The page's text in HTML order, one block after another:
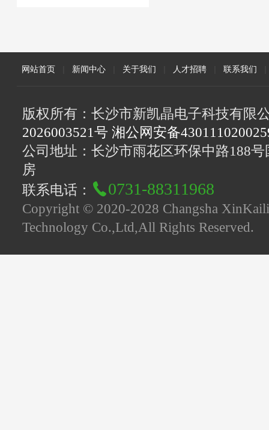
网站首页 新闻中心 关于我们 人才招聘 联系我们
版权所有：长沙市新凯晶电子科技有限
2026003521号 湘公网安备
公司地址：长沙市雨花区环保中路188
房
联系电话：
0731-88311968
Copyright © 2020-2028 Changsha
Technology Co.,Ltd,All Rights Reserved.